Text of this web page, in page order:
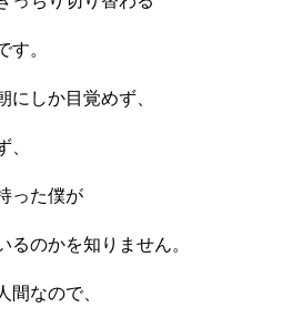
す。
にしか目覚めず、
、
った僕が
るのかを知りません。
間なので、